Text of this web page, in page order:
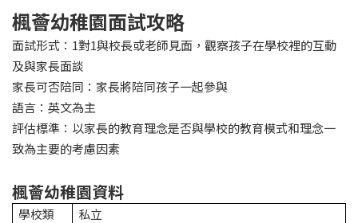
楓薈幼稚園面試攻略
面試形式：1對1與校長或老師見面，觀察孩子在學校裡的互動
及與家長面談
家長可否陪同：家長將陪同孩子一起參與
語言：英文為主
評估標準：以家長的教育理念是否與學校的教育模式和理念一
致為主要的考慮因素
楓薈幼稚園資料
學校類
私立